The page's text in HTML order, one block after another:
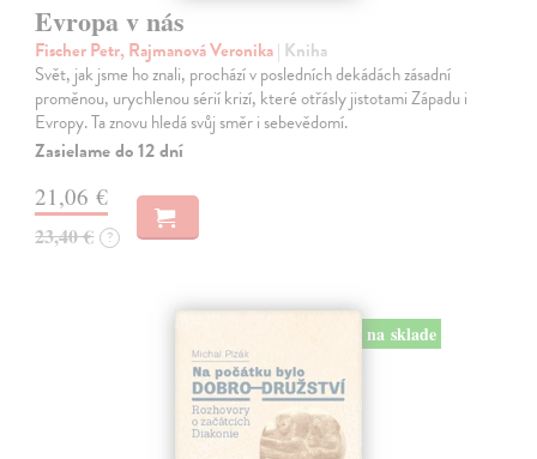
Evropa v nás
Fischer Petr, Rajmanová Veronika| Kniha
Svět, jak jsme ho znali, prochází v posledních dekádách zásadní
proměnou, urychlenou sérií krizí, které otřásly jistotami Západu i
Evropy. Ta znovu hledá svůj směr i sebevědomí.
Zasielame do 12 dní
21,06 €
23,40 € ?
na sklade